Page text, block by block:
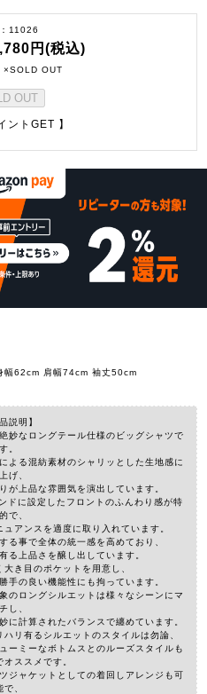
11026
円(税込)
×SOLD OUT
OUT
ントGET 】
幅62cm 肩幅74cm 袖丈50cm
説明】
妙なロングテール仕様のビッグシャツで
す。
よる混紡素材のシャリッとした生地感に
げ、
が上品な雰囲気を演出しています。
ドに設定したフロントのふんわり感が特
で、
アンスを適度に取り入れています。
る事で全体の統一感を高めており、
る上品さを醸し出しています。
き目のポケットを用意し、
手の良い機能性にも拘っています。
のロングシルエットは様々なシーンにマ
し、
に計算されたバランスで纏めています。
リ有るシルエットのスタイルは勿論、
ーミーなボトムスとのルーズスタイルも
ススメです。
ジャケットとしての着回しアレンジも可
で、